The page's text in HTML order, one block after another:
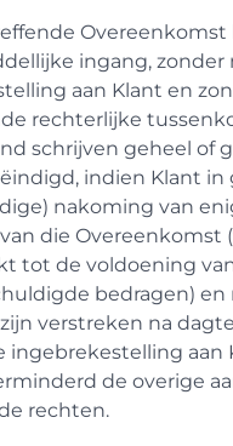
Overeenkomst
ingang, zonder
aan Klant en
rechterlijke
schrijven geheel of
indien Klant
nakoming van
die Overeenkomst
tot de voldoening
bedragen)
zijn verstreken na
ingebrekestelling aan
de overige
rechten.